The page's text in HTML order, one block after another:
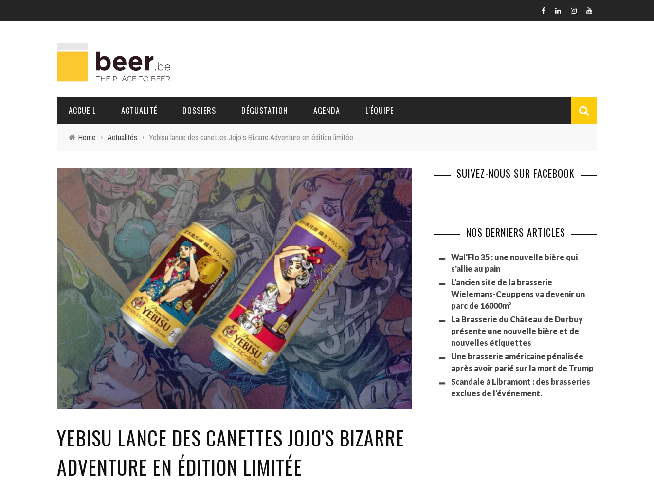
ACCUEIL ACTUALITÉ DOSSIERS
PORTRAITS
DÉGUSTATION AGENDA L'ÉQUIPE
DAVID BLOCTEUR
ALAIN DE BOUVÈRE
HÉLÈNE SPITAELS
AGALMA PADAW0NE
JEREMY KUPROWSKI
FLORENCE CONSTANTIN
Home › Actualités › Yebisu lance des canettes Jojo's Bizarre Adventure en édition limitée
YEBISU LANCE DES CANETTES JOJO'S BIZARRE
ADVENTURE EN ÉDITION LIMITÉE
SUIVEZ-NOUS SUR FACEBOOK
NOS DERNIERS ARTICLES
Wal'Flo 35 : une nouvelle bière qui
s'allie au pain
L'ancien site de la brasserie
Wielemans-Ceuppens va devenir un
parc de 16000m²
La Brasserie du Château de Durbuy
présente une nouvelle bière et de
nouvelles étiquettes
Une brasserie américaine pénalisée
après avoir parié sur la mort de Trump
Scandale à Libramont : des brasseries
exclues de l'événement.